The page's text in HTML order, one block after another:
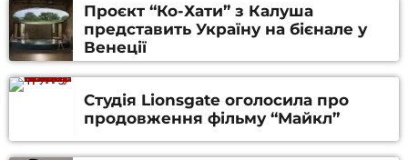
Проєкт “Ко-Хати” з Калуша
представить Україну на бієнале у
Венеції
Студія Lionsgate оголосила про
продовження фільму “Майкл”